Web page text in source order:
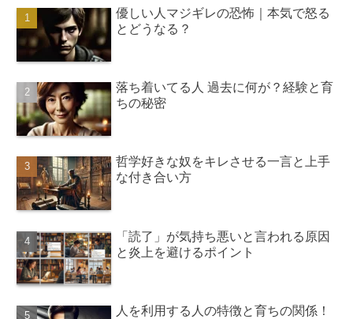
優しい人マジギレの恐怖｜本気で怒る
とどうなる？
落ち着いてる人 過去に何が？経験と育
ちの秘密
哲学好きな奴をキレさせる一言と上手
な付き合い方
「読了」が気持ち悪いと言われる原因
と炎上を避けるポイント
人を利用する人の特徴と育ちの関係！